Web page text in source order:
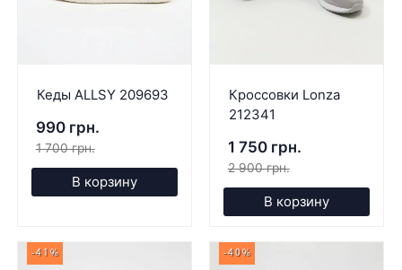
Кеды ALLSY 209693
990 грн.
1 700 грн.
В корзину
Кроссовки Lonza
212341
1 750 грн.
2 900 грн.
В корзину
-41% -40%